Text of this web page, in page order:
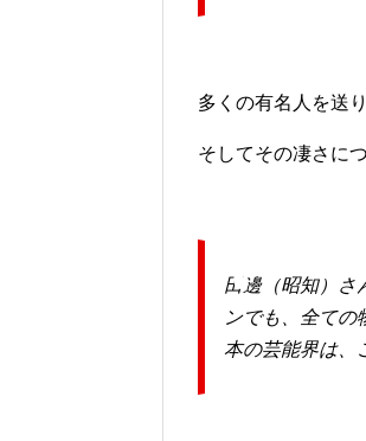
多くの有名人を送
そしてその凄さに
田邊（昭知）さ
ンでも、全て
本の芸能界は、